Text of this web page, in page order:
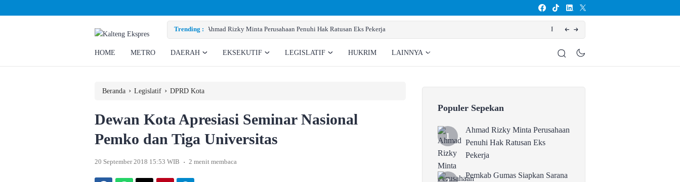
Trending :
Minta Perusahaan Penuhi Hak Ratusan Eks Pekerja Pemkab Gumas Siapkan Sarana Prasarana Pembentukan BNNK
HOME METRO DAERAH EKSEKUTIF LEGISLATIF HUKRIM LAINNYA
Beranda › Legislatif › DPRD Kota
Dewan Kota Apresiasi Seminar Nasional
Pemko dan Tiga Universitas
20 September 2018 15:53 WIB . 2 menit membaca
Populer Sepekan
Ahmad Rizky Minta Perusahaan
Penuhi Hak Ratusan Eks
Pekerja
Pemkab Gumas Siapkan Sarana